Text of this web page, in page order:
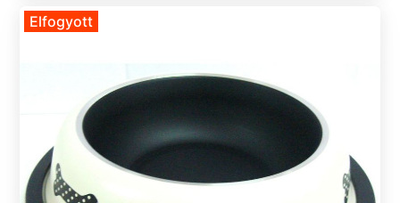
Elfogyott